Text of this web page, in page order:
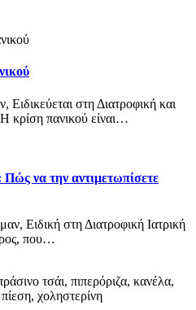
στη Διατροφική και
κρίση πανικού είναι…
να την αντιμετωπίσετε
Ειδική στη Διατροφική Ιατρική
που…